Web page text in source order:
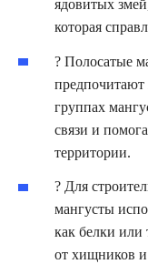
ядовитых
которая
? Полосатые
предпочитают
группах
связи и
территории.
? Для
мангусты
как белки или
от хищников и